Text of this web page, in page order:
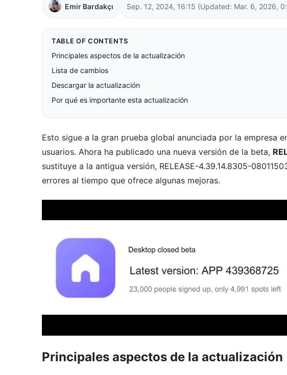
Emir Bardakçı Sep. 12, 2024, 16:15 (Updated: Mar. 6, 2026,
TABLE OF CONTENTS
Principales aspectos de la actualización
Lista de cambios
Descargar la actualización
Por qué es importante esta actualización
Esto sigue a la gran prueba global anunciada por la empresa
usuarios. Ahora ha publicado una nueva versión de la beta,
sustituye a la antigua versión, RELEASE-4.39.14.8305-
errores al tiempo que ofrece algunas mejoras.
Principales aspectos de la actualización